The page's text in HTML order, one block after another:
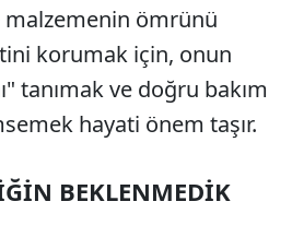
ömrünü
korumak için, onun
tanımak ve doğru bakım
hayati önem taşır.
BEKLENMEDİK